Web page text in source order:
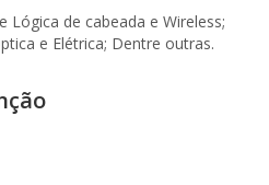
Lógica de cabeada e Wireless;
e Elétrica; Dentre outras.